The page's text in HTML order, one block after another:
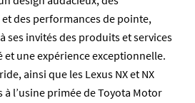
des performances de pointe,
ses invités des produits et services
une expérience exceptionnelle.
ainsi que les Lexus NX et NX
l’usine primée de Toyota Motor